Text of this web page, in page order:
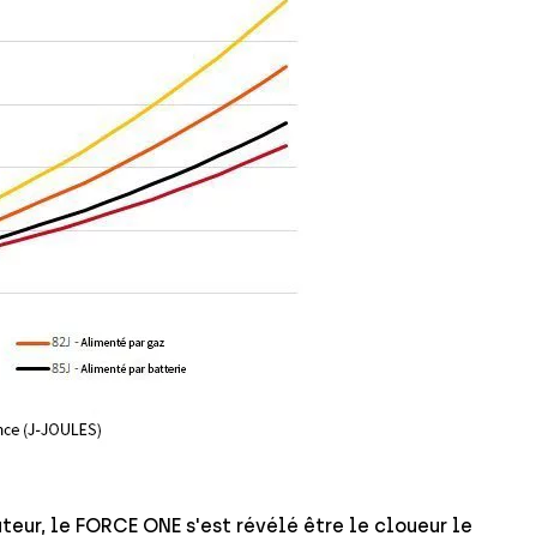
le FORCE ONE s'est révélé être le cloueur le